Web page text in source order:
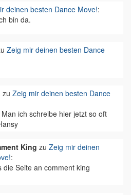
deinen besten Dance Move!:
bin da.
Zeig mir deinen besten Dance
zu Zeig mir deinen besten Dance
ich schreibe hier jetzt so oft
King zu Zeig mir deinen
:
die Seite an comment king